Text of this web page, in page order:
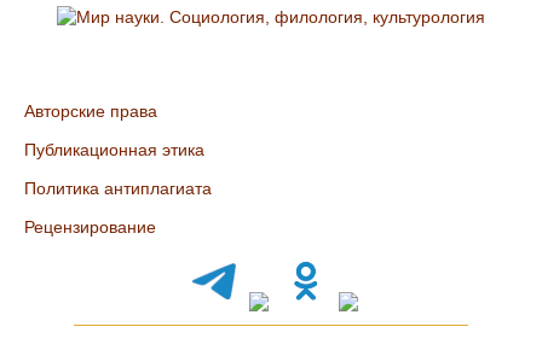
Авторские права
Публикационная этика
Политика антиплагиата
Рецензирование